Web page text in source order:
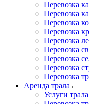
Перевозка
Перевозка
Перевозка
Перевозка
Перевозка
Перевозка
Перевозка
Перевозка
Перевозка
Аренда трала
Услуги трала